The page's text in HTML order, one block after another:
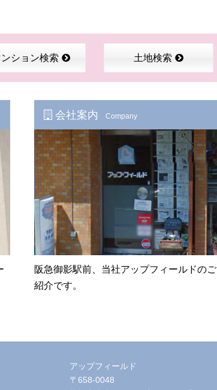
ション検索 土地検索
会社案内 Company
阪急御影駅前、当社アップフィールドのご
紹介です。
アップフィールド
〒658-0048